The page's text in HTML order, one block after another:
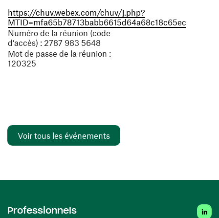
https://chuv.webex.com/chuv/j.php?
MTID=mfa65b78713babb6615d64a68c18c65ec
Numéro de la réunion (code
d’accès) : 2787 983 5648
Mot de passe de la réunion :
120325
Voir tous les événements
Professionnels